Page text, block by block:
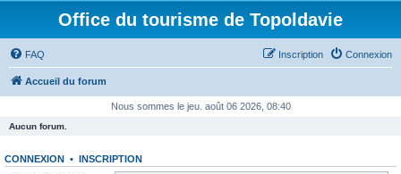
Office du tourisme de Topoldavie
FAQ Connexion
Inscription
Accueil du forum
Nous sommes le jeu. août 06 2026, 08:40
Aucun forum.
CONNEXION • INSCRIPTION